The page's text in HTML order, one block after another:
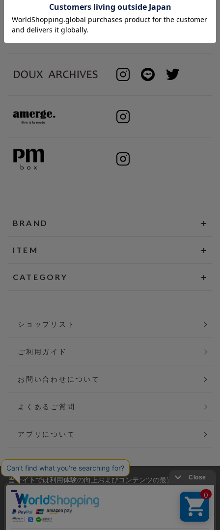
BRAND
ITEM
CATEGORY
ショップリスト
ご利用ガイド
お問い合わせについて
よくあるご質問
アプリについて
会社概要
ご利用規約
当サイトでは利用体験の向上およびコンテンツの最適な提供、ト
ラフィックの分析を目的としてCookieを使用しています。
サイトの閲覧を継続された場合、Cookieの利用に同意したことも
のといたします。
詳細については
をご確認ください。